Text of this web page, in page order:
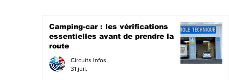
Camping-car : les vérifications
essentielles avant de prendre la
route
Circuits Infos
31 juil.